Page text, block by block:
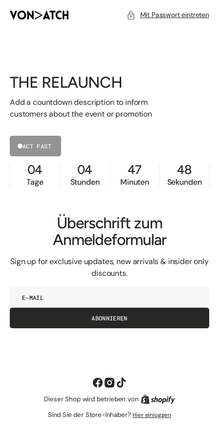
SPRINGEN Mit Passwort eintreten
THE RELAUNCH
Add a countdown description to inform
customers about the event or promotion
ACT FAST
04
Tage
04
Stunden
47
Minuten
48
Sekunden
Überschrift zum
Anmeldeformular
Sign up for exclusive updates, new arrivals & insider only
discounts.
ABONNIEREN
Facebook
Instagram
TikTok
Dieser Shop wird betrieben von Shopify
Sind Sie der Store-Inhaber? Hier einloggen